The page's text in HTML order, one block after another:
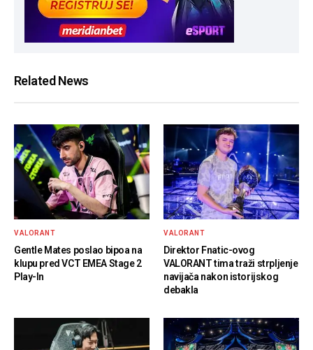
Related News
VALORANT
Gentle Mates poslao bipoa na
klupu pred VCT EMEA Stage 2
Play-In
VALORANT
Direktor Fnatic-ovog
VALORANT tima traži strpljenje
navijača nakon istorijskog
debakla